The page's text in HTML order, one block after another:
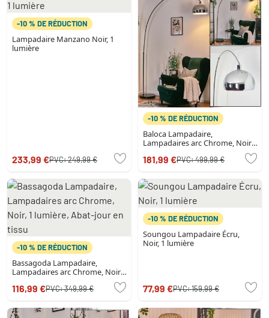
-10 % DE RÉDUCTION
Lampadaire Manzano Noir, 1
lumière
233,99 €PVC:249,99 €
-10 % DE RÉDUCTION
Baloca Lampadaire,
Lampadaires arc Chrome, Noir,
181,99 €PVC:499,99 €
-10 % DE RÉDUCTION
Bassagoda Lampadaire,
Lampadaires arc Chrome, Noir,
116,99 €PVC:349,99 €
-10 % DE RÉDUCTION
Soungou Lampadaire Écru,
Noir, 1 lumière
77,99 €PVC:159,99 €